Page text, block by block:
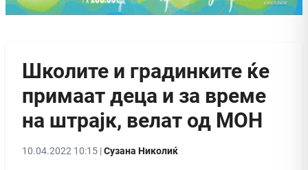
Школите и градинките ќе
примаат деца и за време
на штрајк, велат од МОН
10.04.2022 10:15 |Сузана Николиќ